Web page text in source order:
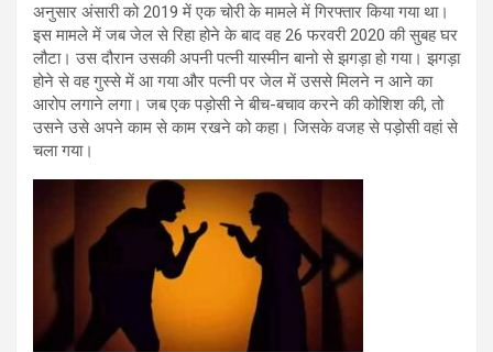
अनुसार अंसारी को 2019 में एक चोरी के मामले में गिरफ्तार किया गया था।
इस मामले में जब जेल से रिहा होने के बाद वह 26 फरवरी 2020 की सुबह घर
लौटा। उस दौरान उसकी अपनी पत्नी यास्मीन बानो से झगड़ा हो गया। झगड़ा
होने से वह गुस्से में आ गया और पत्नी पर जेल में उससे मिलने न आने का
आरोप लगाने लगा। जब एक पड़ोसी ने बीच-बचाव करने की कोशिश की, तो
उसने उसे अपने काम से काम रखने को कहा। जिसके वजह से पड़ोसी वहां से
चला गया।